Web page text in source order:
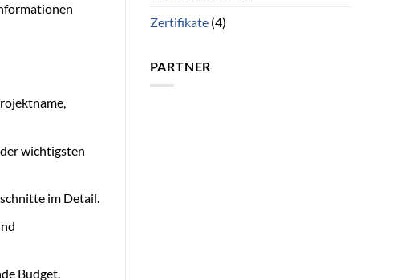
wichtigsten
im Detail.
Budget.
Zertifikate(4)
PARTNER